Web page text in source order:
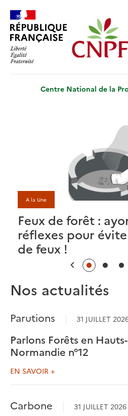
contenu
principal
Centre National de la
A la Une
Feux de forêt :
réflexes pour
de feux !
Nos actualités
Parutions 31 JUILLET
Parlons Forêts en
Normandie n°12
EN SAVOIR +
Carbone 31 JUILLET 2026